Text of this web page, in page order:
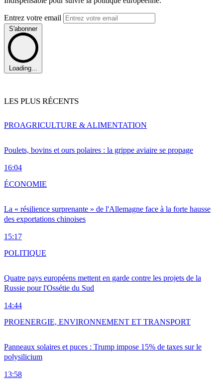
Entrez votre email
S'abonner
Loading...
LES PLUS RÉCENTS
Poulets, bovins et ours polaires : la grippe aviaire se propage
16:04
PROAGRICULTURE & ALIMENTATION
La « résilience surprenante » de l'Allemagne face à la forte hausse
des exportations chinoises
15:17
ÉCONOMIE
Quatre pays européens mettent en garde contre les projets de la
Russie pour l'Ossétie du Sud
14:44
POLITIQUE
Panneaux solaires et puces : Trump impose 15% de taxes sur le
polysilicium
13:58
PROENERGIE, ENVIRONNEMENT ET TRANSPORT